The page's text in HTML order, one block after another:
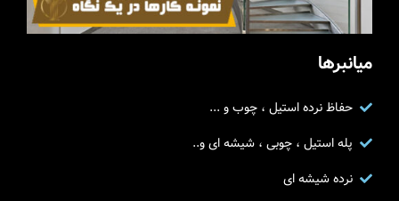
میانبرها
حفاظ نرده استیل ، چوب و ...
پله استیل ، چوبی ، شیشه ای و..
نرده شیشه ای